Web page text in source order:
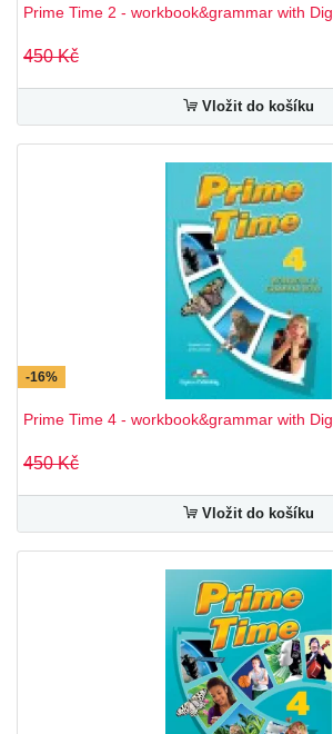
Prime Time 2 - workbook&grammar with
450 Kč
Vložit do košíku
-16%
Prime Time 4 - workbook&grammar with
450 Kč
Vložit do košíku